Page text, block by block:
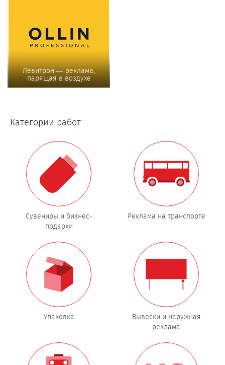
Левитрон — реклама,
парящая в воздухе
Категории работ
Сувениры и бизнес-
подарки
Реклама на транспорте
Упаковка
Вывески и наружная
реклама